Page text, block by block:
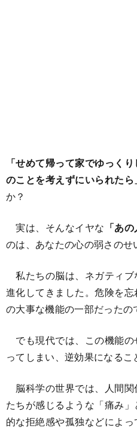
「せめて帰って家でゆっく
のことを考えずにいられたら
か？
実は、そんなイヤな 「あ
のは、あなたの心の弱さのせ
私たちの脳は、ネガティブ
進化してきました。危険を
の大事な機能の一部だったの
でも現代では、この機能
ってしまい、逆効果になるこ
脳科学の世界では、人間
たちが感じるような「痛み
的な拒絶感や孤独などによ